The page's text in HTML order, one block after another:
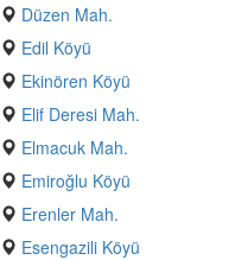
Düzen Mah.
Edil Köyü
Ekinören Köyü
Elif Deresi Mah.
Elmacuk Mah.
Emiroğlu Köyü
Erenler Mah.
Esengazili Köyü